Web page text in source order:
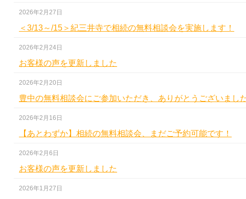
2026年2月27日
＜3/13～/15＞紀三井寺で相続の無料相談会を実施します！
2026年2月24日
お客様の声を更新しました
2026年2月20日
豊中の無料相談会にご参加いただき、ありがとうございまし
2026年2月16日
【あとわずか】相続の無料相談会、まだご予約可能です！
2026年2月6日
お客様の声を更新しました
2026年1月27日